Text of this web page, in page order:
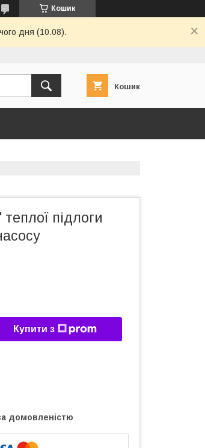
Кошик
дня (10.08).
Кошик
підлоги
Купити з
домовленістю